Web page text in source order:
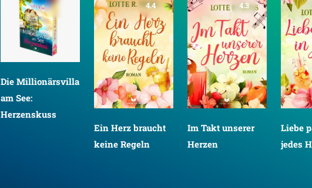
Die Millionärsvilla
am See:
Herzenskuss
4.4
Ein Herz braucht
keine Regeln
4.3
Im Takt unserer
Herzen
Liebe
jedes